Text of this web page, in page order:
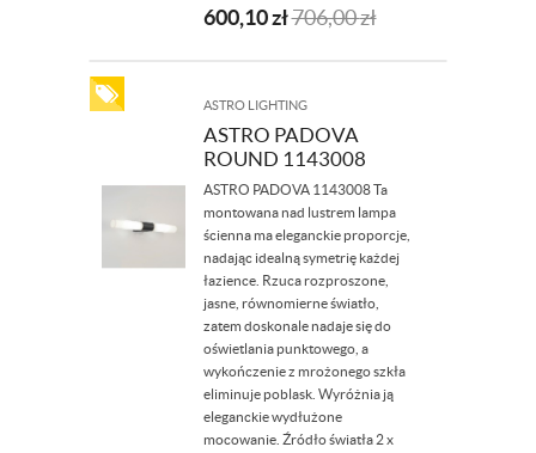
600,10zł706,00zł
ASTRO LIGHTING
ASTRO PADOVA
ROUND 1143008
ASTRO PADOVA 1143008 Ta
montowana nad lustrem lampa
ścienna ma eleganckie proporcje,
nadając idealną symetrię każdej
łazience. Rzuca rozproszone,
jasne, równomierne światło,
zatem doskonale nadaje się do
oświetlania punktowego, a
wykończenie z mrożonego szkła
eliminuje poblask. Wyróżnia ją
eleganckie wydłużone
mocowanie. Źródło światła 2 x